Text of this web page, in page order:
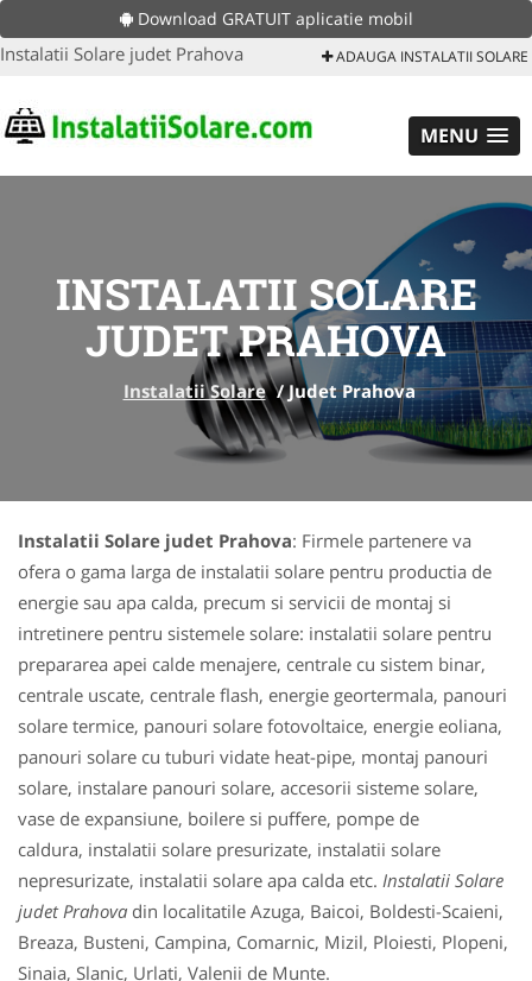
Download GRATUIT aplicatie mobil
Instalatii Solare judet Prahova ADAUGA INSTALATII SOLARE
MENU
INSTALATII SOLARE
JUDET PRAHOVA
Instalatii Solare /Judet Prahova
Instalatii Solare judet Prahova: Firmele partenere va
ofera o gama larga de instalatii solare pentru productia de
energie sau apa calda, precum si servicii de montaj si
intretinere pentru sistemele solare: instalatii solare pentru
prepararea apei calde menajere, centrale cu sistem binar,
centrale uscate, centrale flash, energie geortermala, panouri
solare termice, panouri solare fotovoltaice, energie eoliana,
panouri solare cu tuburi vidate heat-pipe, montaj panouri
solare, instalare panouri solare, accesorii sisteme solare,
vase de expansiune, boilere si puffere, pompe de
caldura, instalatii solare presurizate, instalatii solare
nepresurizate, instalatii solare apa calda etc. Instalatii Solare
judet Prahova din localitatile Azuga, Baicoi, Boldesti-Scaieni,
Breaza, Busteni, Campina, Comarnic, Mizil, Ploiesti, Plopeni,
Sinaia, Slanic, Urlati, Valenii de Munte.